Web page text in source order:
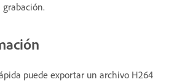
puede exportar un archivo H264